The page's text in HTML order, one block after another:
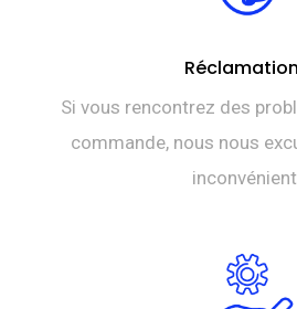
Si vous rencontrez des
commande, nous nous